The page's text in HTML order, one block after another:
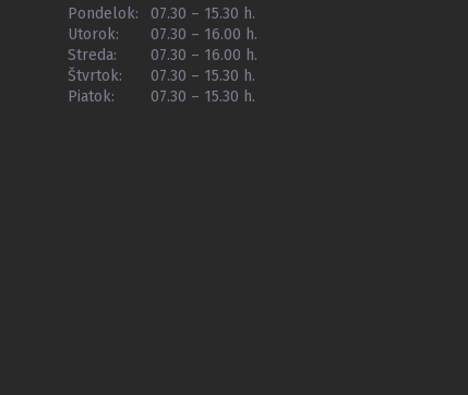
Pondelok:
07.30 – 15.30 h.
Utorok:
07.30 – 16.00 h.
Streda:
07.30 – 16.00 h.
Štvrtok:
07.30 – 15.30 h.
Piatok:
07.30 – 15.30 h.